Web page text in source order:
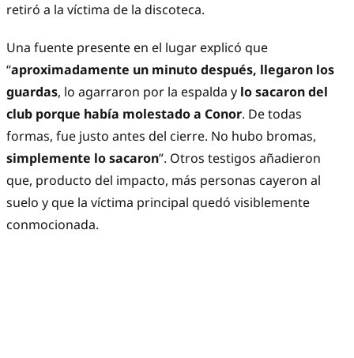
retiró a la víctima de la discoteca.
Una fuente presente en el lugar explicó que
“aproximadamente un minuto después, llegaron los
guardas, lo agarraron por la espalda y lo sacaron del
club porque había molestado a Conor. De todas
formas, fue justo antes del cierre. No hubo bromas,
simplemente lo sacaron”. Otros testigos añadieron
que, producto del impacto, más personas cayeron al
suelo y que la víctima principal quedó visiblemente
conmocionada.